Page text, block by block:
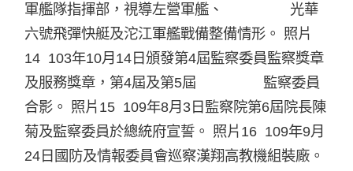
軍艦隊指揮部，視導左營軍艦、 光華
六號飛彈快艇及沱江軍艦戰備整備情形。 照片
14 103年10月14日頒發第4屆監察委員監察獎章
及服務獎章，第4屆及第5屆 監察委員
合影。 照片15 109年8月3日監察院第6屆院長陳
菊及監察委員於總統府宣誓。 照片16 109年9月
24日國防及情報委員會巡察漢翔高教機組裝廠。